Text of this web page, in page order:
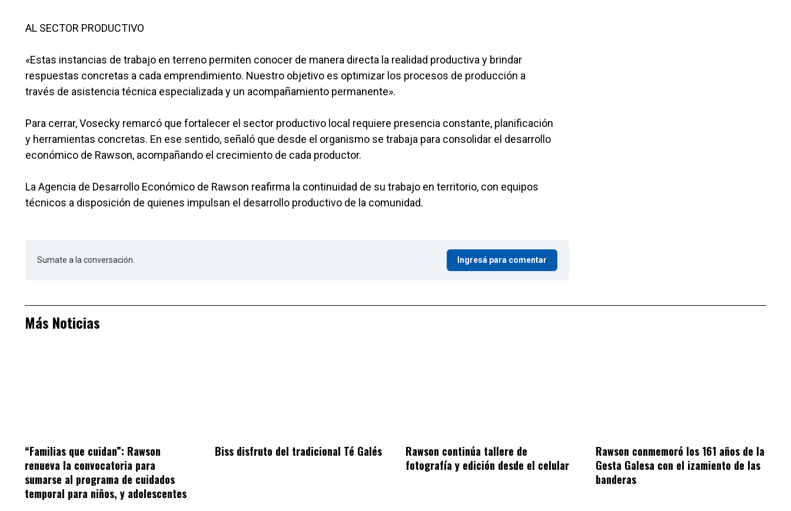
AL SECTOR PRODUCTIVO
«Estas instancias de trabajo en terreno permiten conocer de manera directa la realidad productiva y brindar
respuestas concretas a cada emprendimiento. Nuestro objetivo es optimizar los procesos de producción a
través de asistencia técnica especializada y un acompañamiento permanente».
Para cerrar, Vosecky remarcó que fortalecer el sector productivo local requiere presencia constante, planificación
y herramientas concretas. En ese sentido, señaló que desde el organismo se trabaja para consolidar el desarrollo
económico de Rawson, acompañando el crecimiento de cada productor.
La Agencia de Desarrollo Económico de Rawson reafirma la continuidad de su trabajo en territorio, con equipos
técnicos a disposición de quienes impulsan el desarrollo productivo de la comunidad.
Sumate a la conversación. Ingresá para comentar
Más Noticias
“Familias que cuidan”: Rawson
renueva la convocatoria para
sumarse al programa de cuidados
temporal para niños, y adolescentes
Biss disfruto del tradicional Té Galés
Rawson continúa tallere de
fotografía y edición desde el celular
Rawson conmemoró los 161 años de la
Gesta Galesa con el izamiento de las
banderas